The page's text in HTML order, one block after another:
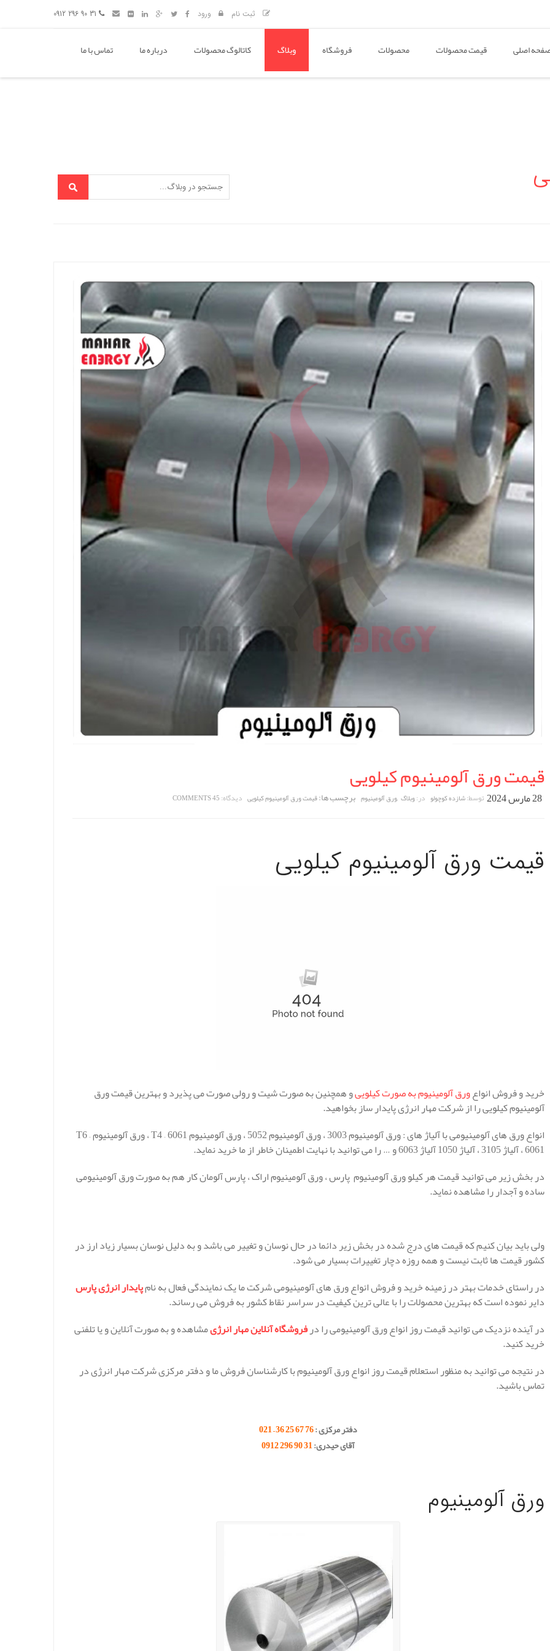
ثبت نام ورود
اصلی قیمت محصولات محصولات فروشگاه وبلاگ کاتالوگ محصولات درباره ما تماس با ما
قیمت ورق آلومینیوم کیلویی
28 مارس 2024 توسط:شازده کوچولو در:وبلاگ ,ورق آلومینیوم برچسب ها:قیمت ورق آلومینیوم کیلویی دیدگاه:45 COMMENTS
قیمت ورق آلومینیوم کیلویی
خرید و فروش انواعورق آلومینیوم به صورت کیلوییو همچنین به صورت شیت و رولی صورت می پذیرد و بهترین قیمت ورق
آلومینیوم کیلویی را از شرکت مهار انرژی پایدار ساز بخواهید.
انواع ورق های آلومینیومی با آلیاژ های : ورق آلومینیوم 3003 ، ورق آلومینیوم 5052 ، ورق آلومینیوم T4 – 6061 ، ورق آلومینیوم T6 –
6061 ، آلیاژ 3105 ، آلیاژ 1050 آلیاژ 6063 و … را می توانید با نهایت اطمینان خاطر از ما خرید نماید.
در بخش زیر می توانید قیمت هر کیلو ورق آلومینیوم پارس ، ورق آلومینیوم اراک ، پارس آلومان کار هم به صورت ورق آلومینیومی
ساده و آجدار را مشاهده نماید.
ولی باید بیان کنیم که قیمت های درج شده در بخش زیر دائما در حال نوسان و تغییر می باشد و به دلیل نوسان بسیار زیاد ارز در
کشور قیمت ها ثابت نیست و همه روزه دچار تغییرات بسیار می شود.
در راستای خدمات بهتر در زمینه خرید و فروش انواع ورق های آلومینیومی شرکت ما یک نمایندگی فعال به نامپایدار انرژی پارس
دایر نموده است که بهترین محصولات را با عالی ترین کیفیت در سراسر نقاط کشور به فروش می رساند.
در آینده نزدیک می توانید قیمت روز انواع ورق آلومینیومی را درفروشگاه آنلاین مهار انرژیمشاهده و به صورت آنلاین و یا تلفنی
خرید کنید.
در نتیجه می توانید به منظور استعلام قیمت روز انواع ورق آلومینیوم با کارشناسان فروش ما و دفتر مرکزی شرکت مهار انرژی در
تماس باشید.
دفتر مرکزی :76 67 25 36 – 021
آقای حیدری:31 90 296 0912
ورق آلومینیوم